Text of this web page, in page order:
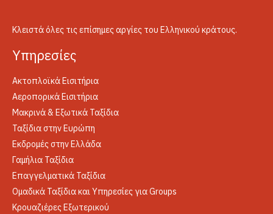
Κλειστά όλες τις επίσημες αργίες του Ελληνικού κράτους.
Yπηρεσίες
Ακτοπλοϊκά Εισιτήρια
Αεροπορικά Εισιτήρια
Μακρινά & Εξωτικά Ταξίδια
Ταξίδια στην Ευρώπη
Εκδρομές στην Ελλάδα
Γαμήλια Ταξίδια
Επαγγελματικά Ταξίδια
Ομαδικά Ταξίδια και Υπηρεσίες για Groups
Κρουαζιέρες Εξωτερικού